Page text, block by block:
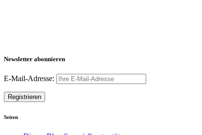
Newsletter abonnieren
E-Mail-Adresse:
Seiten